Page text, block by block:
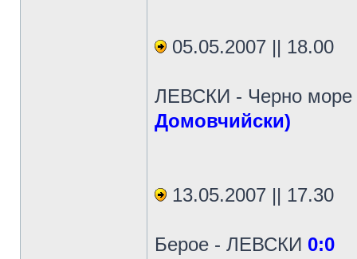
05.05.2007 || 18.00
ЛЕВСКИ - Черно море
Домовчийски)
13.05.2007 || 17.30
Берое - ЛЕВСКИ 0:0